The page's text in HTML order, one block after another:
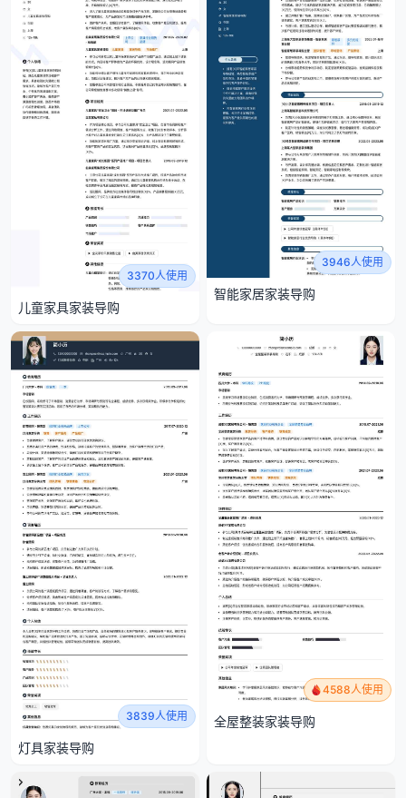
3370人使用
儿童家具家装导购
3946人使用
智能家居家装导购
3839人使用
灯具家装导购
4588人使用
全屋整装家装导购